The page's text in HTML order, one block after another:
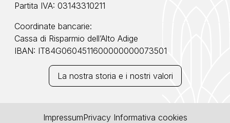
Partita IVA: 03143310211
Coordinate bancarie:
Cassa di Risparmio dell’Alto Adige
IBAN: IT84G0604511600000000073501
La nostra storia e i nostri valori
ImpressumPrivacyInformativa cookies